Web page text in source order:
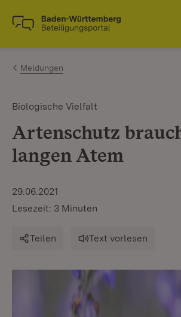
Zum Inhalt springen
Link zur Startseite
Meldungen
Biologische Vielfalt
Artenschutz
langen Atem
29.06.2021
Lesezeit: 3 Minuten
Teilen Text vorlesen